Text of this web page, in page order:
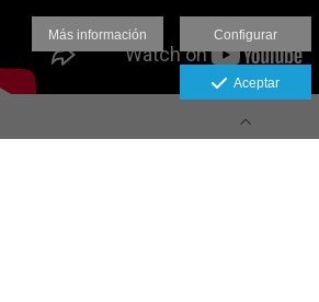
Más información Configurar
Aceptar